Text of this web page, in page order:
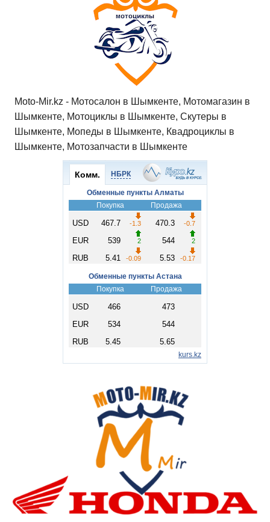
Moto-Mir.kz - Мотосалон в Шымкенте, Мотомагазин в
Шымкенте, Мотоциклы в Шымкенте, Скутеры в
Шымкенте, Мопеды в Шымкенте, Квадроциклы в
Шымкенте, Мотозапчасти в Шымкенте